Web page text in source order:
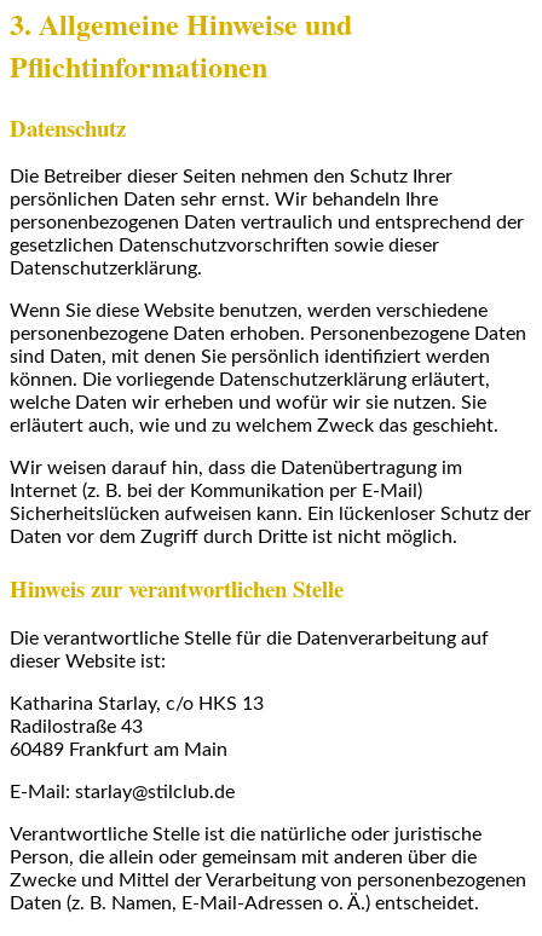
3. Allgemeine Hinweise und
Pflichtinformationen
Datenschutz
Die Betreiber dieser Seiten nehmen den Schutz Ihrer
persönlichen Daten sehr ernst. Wir behandeln Ihre
personenbezogenen Daten vertraulich und entsprechend der
gesetzlichen Datenschutzvorschriften sowie dieser
Datenschutzerklärung.
Wenn Sie diese Website benutzen, werden verschiedene
personenbezogene Daten erhoben. Personenbezogene Daten
sind Daten, mit denen Sie persönlich identifiziert werden
können. Die vorliegende Datenschutzerklärung erläutert,
welche Daten wir erheben und wofür wir sie nutzen. Sie
erläutert auch, wie und zu welchem Zweck das geschieht.
Wir weisen darauf hin, dass die Datenübertragung im
Internet (z. B. bei der Kommunikation per E-Mail)
Sicherheitslücken aufweisen kann. Ein lückenloser Schutz der
Daten vor dem Zugriff durch Dritte ist nicht möglich.
Hinweis zur verantwortlichen Stelle
Die verantwortliche Stelle für die Datenverarbeitung auf
dieser Website ist:
Katharina Starlay, c/o HKS 13
Radilostraße 43
60489 Frankfurt am Main
E-Mail: starlay@stilclub.de
Verantwortliche Stelle ist die natürliche oder juristische
Person, die allein oder gemeinsam mit anderen über die
Zwecke und Mittel der Verarbeitung von personenbezogenen
Daten (z. B. Namen, E-Mail-Adressen o. Ä.) entscheidet.